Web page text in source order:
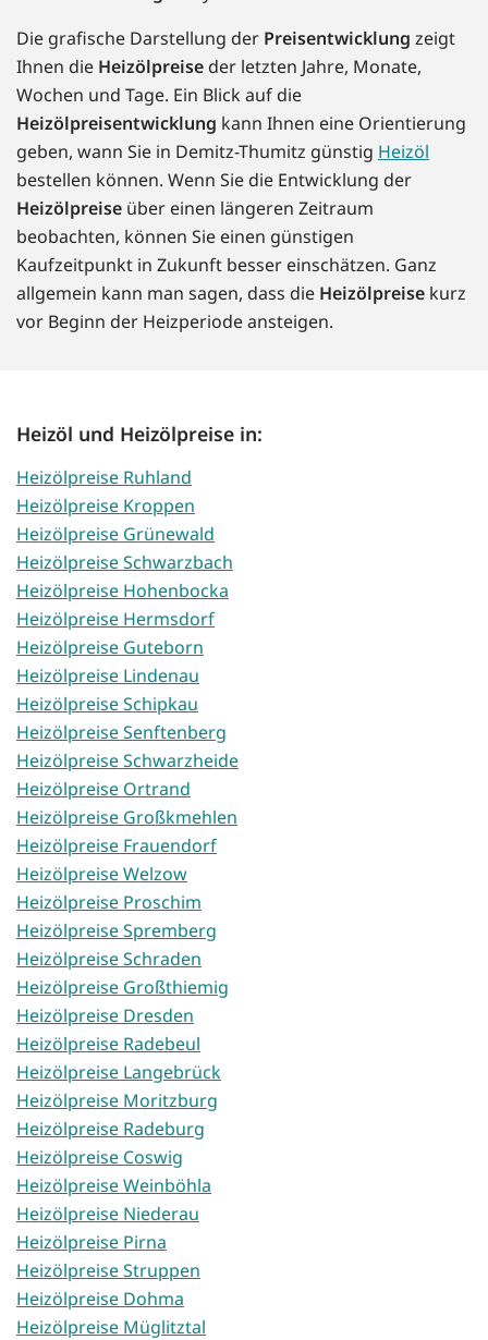
Die grafische Darstellung der Preisentwicklung zeigt
Ihnen die Heizölpreise der letzten Jahre, Monate,
Wochen und Tage. Ein Blick auf die
Heizölpreisentwicklung kann Ihnen eine Orientierung
geben, wann Sie in Demitz-Thumitz günstig Heizöl
bestellen können. Wenn Sie die Entwicklung der
Heizölpreise über einen längeren Zeitraum
beobachten, können Sie einen günstigen
Kaufzeitpunkt in Zukunft besser einschätzen. Ganz
allgemein kann man sagen, dass die Heizölpreise kurz
vor Beginn der Heizperiode ansteigen.
Heizöl und Heizölpreise in:
Heizölpreise Ruhland
Heizölpreise Kroppen
Heizölpreise Grünewald
Heizölpreise Schwarzbach
Heizölpreise Hohenbocka
Heizölpreise Hermsdorf
Heizölpreise Guteborn
Heizölpreise Lindenau
Heizölpreise Schipkau
Heizölpreise Senftenberg
Heizölpreise Schwarzheide
Heizölpreise Ortrand
Heizölpreise Großkmehlen
Heizölpreise Frauendorf
Heizölpreise Welzow
Heizölpreise Proschim
Heizölpreise Spremberg
Heizölpreise Schraden
Heizölpreise Großthiemig
Heizölpreise Dresden
Heizölpreise Radebeul
Heizölpreise Langebrück
Heizölpreise Moritzburg
Heizölpreise Radeburg
Heizölpreise Coswig
Heizölpreise Weinböhla
Heizölpreise Niederau
Heizölpreise Pirna
Heizölpreise Struppen
Heizölpreise Dohma
Heizölpreise Müglitztal